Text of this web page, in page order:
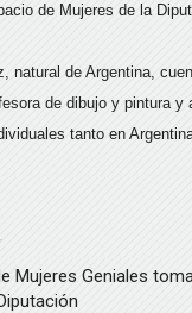
de Mujeres de la
natural de Argentina,
de dibujo y pintura
tanto en
Mujeres Geniales